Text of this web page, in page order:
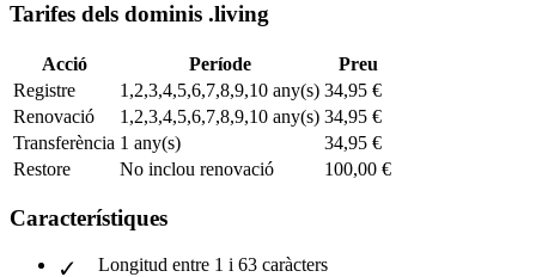
Tarifes dels dominis .living
Acció Període
Preu
Registre
1,2,3,4,5,6,7,8,9,10 any(s) 34,95 €
Renovació
1,2,3,4,5,6,7,8,9,10 any(s) 34,95 €
Transferència 1 any(s)
34,95 €
Restore
No inclou renovació 100,00 €
Característiques
Longitud entre 1 i 63 caràcters